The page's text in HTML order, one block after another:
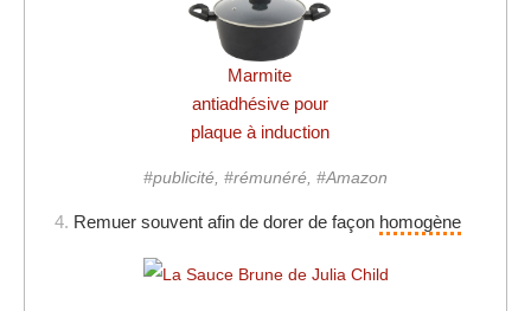
Marmite
antiadhésive pour
plaque à induction
#publicité, #rémunéré, #Amazon
4. Remuer souvent afin de dorer de façon homogène